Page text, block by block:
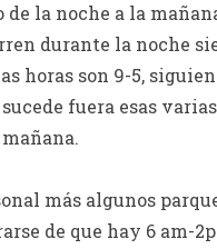
la noche a la
durante la noche
horas son 9-5,
fuera esas
más algunos
de que hay 6 am-